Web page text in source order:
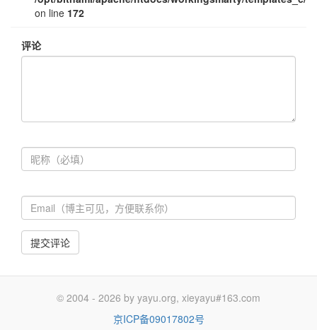
on line 172
评论
提交评论
© 2004 - 2026 by yayu.org, xieyayu#163.com
京ICP备09017802号